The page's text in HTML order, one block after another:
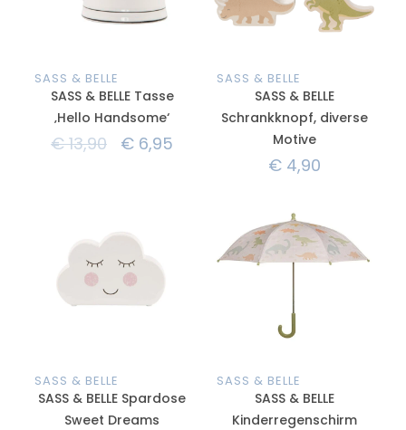
SASS & BELLE
SASS & BELLE Tasse
‚Hello Handsome‘
€13,90 € 6,95
SASS & BELLE
SASS & BELLE
Schrankknopf, diverse
Motive
€4,90
SASS & BELLE
SASS & BELLE Spardose
Sweet Dreams
SASS & BELLE
SASS & BELLE
Kinderregenschirm